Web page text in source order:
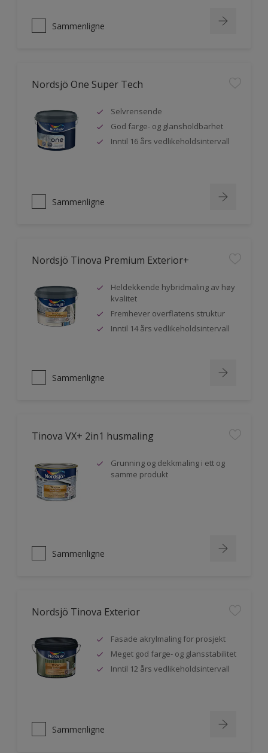
Sammenligne
Nordsjö One Super Tech
Selvrensende
God farge- og glansholdbarhet
Inntil 16 års vedlikeholdsintervall
Sammenligne
Nordsjö Tinova Premium Exterior+
Heldekkende hybridmaling av høy
kvalitet
Fremhever overflatens struktur
Inntil 14 års vedlikeholdsintervall
Sammenligne
Tinova VX+ 2in1 husmaling
Grunning og dekkmaling i ett og
samme produkt
Sammenligne
Nordsjö Tinova Exterior
Fasade akrylmaling for prosjekt
Meget god farge- og glansstabilitet
Inntil 12 års vedlikeholdsintervall
Sammenligne